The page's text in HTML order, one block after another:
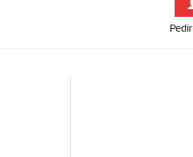
Pedir